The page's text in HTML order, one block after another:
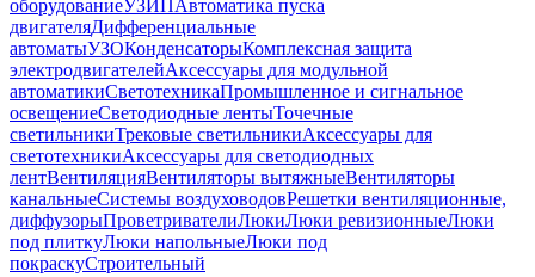
оборудованиеУЗИПАвтоматика пуска
двигателяДифференциальные
автоматыУЗОКонденсаторыКомплексная защита
электродвигателейАксессуары для модульной
автоматикиСветотехникаПромышленное и сигнальное
освещениеСветодиодные лентыТочечные
светильникиТрековые светильникиАксессуары для
светотехникиАксессуары для светодиодных
лентВентиляцияВентиляторы вытяжныеВентиляторы
канальныеСистемы воздуховодовРешетки вентиляционные,
диффузорыПроветривателиЛюкиЛюки ревизионныеЛюки
под плиткуЛюки напольныеЛюки под
покраскуСтроительный